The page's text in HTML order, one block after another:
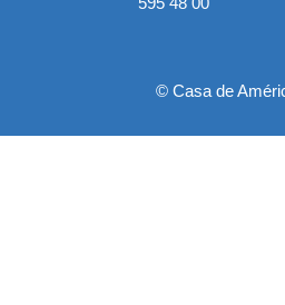
© Casa de